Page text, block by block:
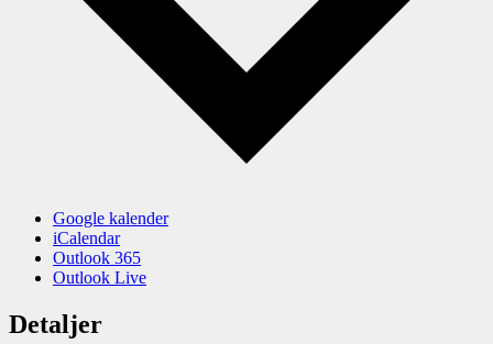
Google kalender
iCalendar
Outlook 365
Outlook Live
Detaljer